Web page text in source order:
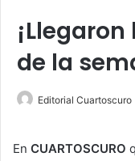
de la
Editorial Cuartoscuro
En CUARTOSCURO